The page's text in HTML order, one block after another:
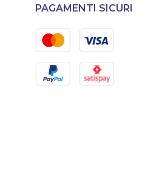
PAGAMENTI SICURI
MastercardVisa
PayPal Satispay